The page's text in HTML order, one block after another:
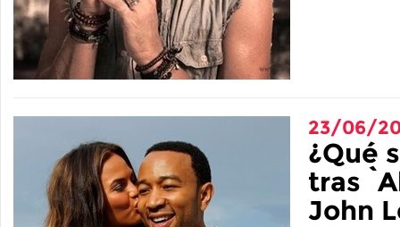
23/06/
¿Qué
tras
John